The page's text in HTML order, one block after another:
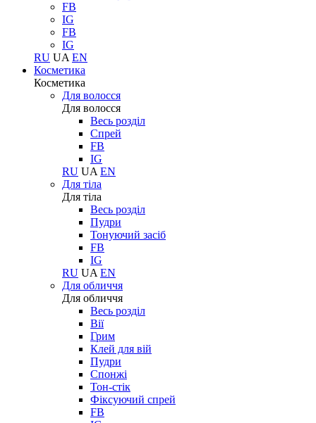
FB
IG
FB
IG
RU UA EN
Косметика
Косметика
Для волосся
Для волосся
Весь розділ
Спрей
FB
IG
RU UA EN
Для тіла
Для тіла
Весь розділ
Пудри
Тонуючий засіб
FB
IG
RU UA EN
Для обличчя
Для обличчя
Весь розділ
Вії
Грим
Клей для вій
Пудри
Спонжі
Тон-стік
Фіксуючий спрей
FB